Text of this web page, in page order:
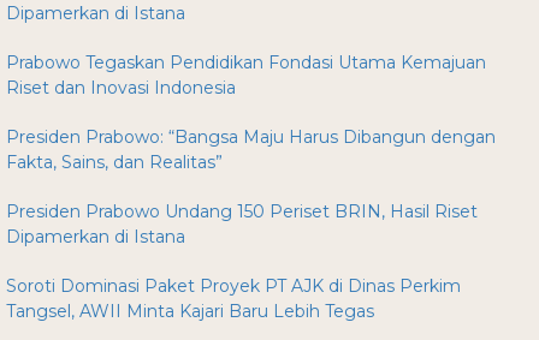
Dipamerkan di Istana
Prabowo Tegaskan Pendidikan Fondasi Utama Kemajuan
Riset dan Inovasi Indonesia
Presiden Prabowo: “Bangsa Maju Harus Dibangun dengan
Fakta, Sains, dan Realitas”
Presiden Prabowo Undang 150 Periset BRIN, Hasil Riset
Dipamerkan di Istana
Soroti Dominasi Paket Proyek PT AJK di Dinas Perkim
Tangsel, AWII Minta Kajari Baru Lebih Tegas